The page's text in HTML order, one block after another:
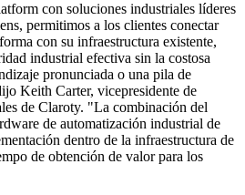
con soluciones industriales líderes
permitimos a los clientes conectar
con su infraestructura existente,
industrial efectiva sin la costosa
pronunciada o una pila de
Keith Carter, vicepresidente de
de Claroty. "La combinación del
de automatización industrial de
dentro de la infraestructura de
de obtención de valor para los